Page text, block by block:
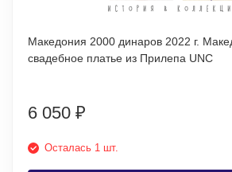
Македония 2000 динаров 2022 г.
свадебное платье из Прилепа UNC
6 050 ₽
Осталась 1 шт.